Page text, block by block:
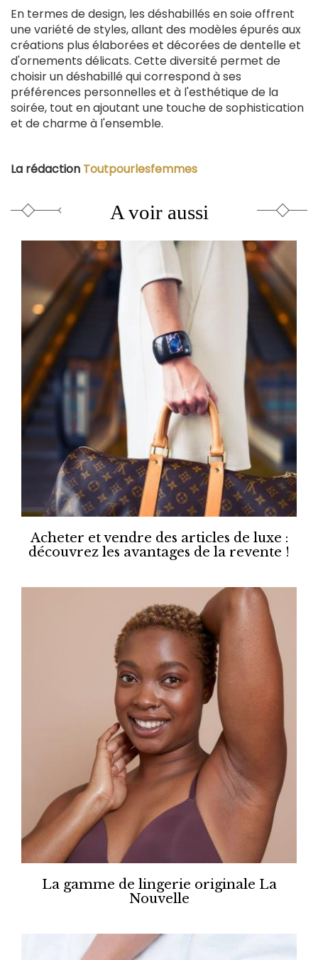
En termes de design, les déshabillés en soie offrent
une variété de styles, allant des modèles épurés aux
créations plus élaborées et décorées de dentelle et
d'ornements délicats. Cette diversité permet de
choisir un déshabillé qui correspond à ses
préférences personnelles et à l'esthétique de la
soirée, tout en ajoutant une touche de sophistication
et de charme à l'ensemble.
La rédaction Toutpourlesfemmes
A voir aussi
Acheter et vendre des articles de luxe :
découvrez les avantages de la revente !
La gamme de lingerie originale La
Nouvelle